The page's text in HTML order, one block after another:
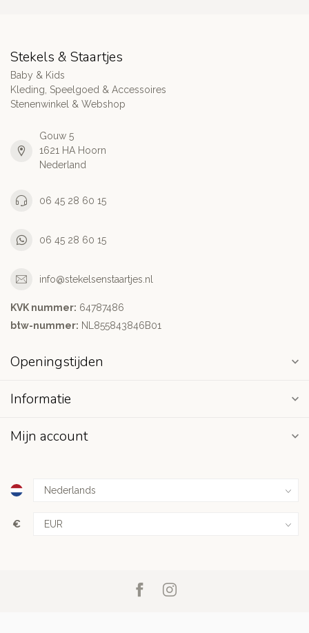
Stekels & Staartjes
Baby & Kids
Kleding, Speelgoed & Accessoires
Stenenwinkel & Webshop
Gouw 5
1621 HA Hoorn
Nederland
06 45 28 60 15
06 45 28 60 15
info@stekelsenstaartjes.nl
KVK nummer: 64787486
btw-nummer: NL855843846B01
Openingstijden
Informatie
Mijn account
€